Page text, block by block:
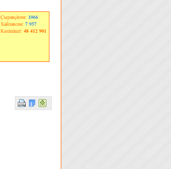
Çыравçăсем: 1066
Хайлавсем: 7 957
Калăпăшĕ: 48 412 901